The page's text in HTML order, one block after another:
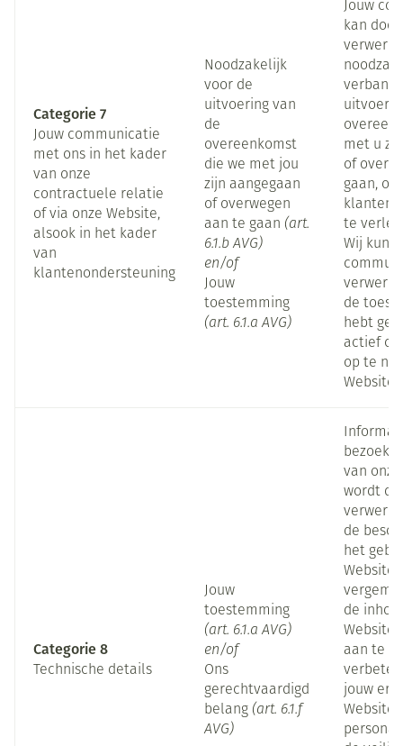
Categorie 7
Jouw communicatie
met ons in het kader
van onze
contractuele relatie
of via onze Website,
alsook in het kader
van
klantenondersteuning
Noodzakelijk
voor de
uitvoering van
de
overeenkomst
die we met jou
zijn aangegaan
of overwegen
aan te gaan (art.
6.1.b AVG)
en/of
Jouw
toestemming
(art. 6.1.a AVG)
Jouw
kan
verband
met u
of
gaan, of
te
Wij
de
hebt
actief
op te
Website.
Categorie 8
Technische details
Jouw
toestemming
(art. 6.1.a AVG)
en/of
Ons
gerechtvaardigd
belang (art. 6.1.f
AVG)
bezoek
van
wordt
verwerkt
de
het
Website
de
Website
aan te
jouw
Website